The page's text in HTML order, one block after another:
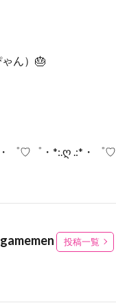
ん）🎂
゜♡゜・*:.ღ .:*・゜
投稿一覧